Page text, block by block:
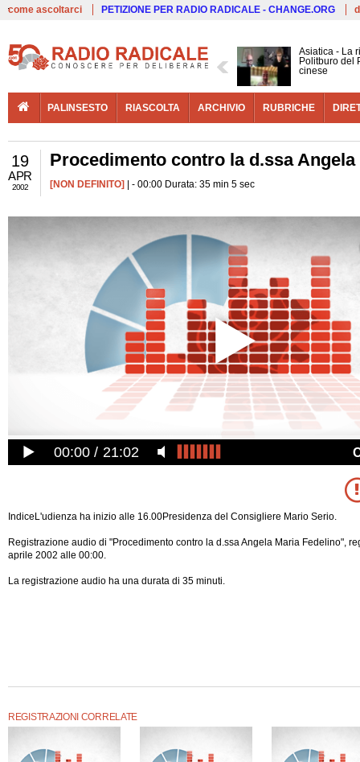
come ascoltarci PETIZIONE PER RADIO RADICALE - CHANGE.ORG
Asiatica - La
Politburo del
cinese
PALINSESTO RIASCOLTA ARCHIVIO RUBRICHE
19
APR
2002
Procedimento contro la d.ssa Angela
[NON DEFINITO] | - 00:00 Durata: 35 min 5 sec
00:00 21:02
IndiceL'udienza ha inizio alle 16.00Presidenza del Consigliere Mario Serio.
Registrazione audio di "Procedimento contro la d.ssa Angela Maria Fedelino",
aprile 2002 alle 00:00.
La registrazione audio ha una durata di 35 minuti.
REGISTRAZIONI CORRELATE